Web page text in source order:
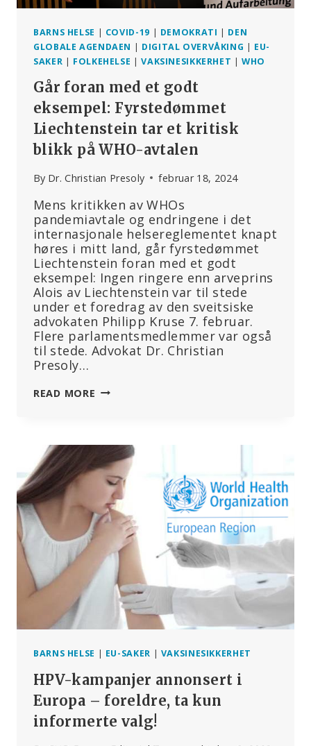
BARNS HELSE | COVID-19 | DEMOKRATI | DEN
GLOBALE AGENDAEN | DIGITAL OVERVÅKING | EU-
SAKER | FOLKEHELSE |VAKSINESIKKERHET |WHO
Går foran med et godt
eksempel: Fyrstedømmet
Liechtenstein tar et kritisk
blikk på WHO-avtalen
By Dr. Christian Presoly februar 18, 2024
Mens kritikken av WHOs
pandemiavtale og endringene i det
internasjonale helsereglementet knapt
høres i mitt land, går fyrstedømmet
Liechtenstein foran med et godt
eksempel: Ingen ringere enn arveprins
Alois av Liechtenstein var til stede
under et foredrag av den sveitsiske
advokaten Philipp Kruse 7. februar.
Flere parlamentsmedlemmer var også
til stede. Advokat Dr. Christian
Presoly…
READ MORE GÅR
GODT
EKSEMPEL:
FYRSTEDØMMET
LIECHTENSTEIN
TAR
ET
KRITISK
BLIKK
PÅ
WHO-
AVTALEN
BARNS HELSE | EU-SAKER | VAKSINESIKKERHET
HPV-kampanjer annonsert i
Europa – foreldre, ta kun
informerte valg!